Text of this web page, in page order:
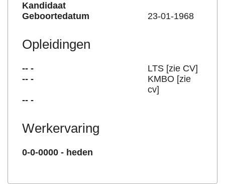
Kandidaat
Geboortedatum
23-01-1968
Opleidingen
-- -
LTS [zie CV]
-- -
KMBO [zie
cv]
-- -
Werkervaring
0-0-0000 - heden